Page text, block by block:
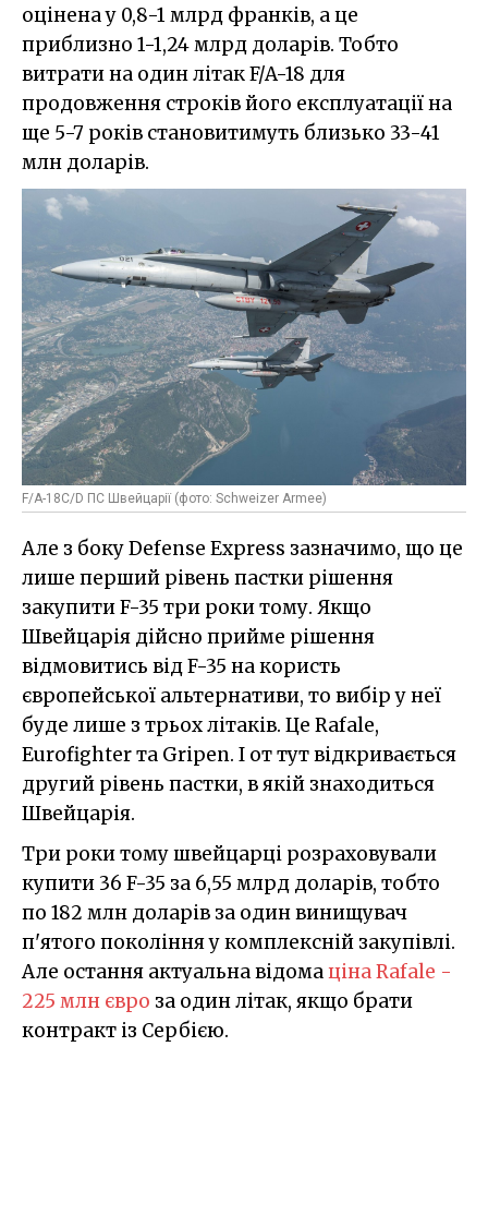
оцінена у 0,8-1 млрд франків, а це
приблизно 1-1,24 млрд доларів. Тобто
витрати на один літак F/A-18 для
продовження строків його експлуатації на
ще 5-7 років становитимуть близько 33-41
млн доларів.
F/A-18C/D ПС Швейцарії (фото: Schweizer Armee)
Але з боку Defense Express зазначимо, що це
лише перший рівень пастки рішення
закупити F-35 три роки тому. Якщо
Швейцарія дійсно прийме рішення
відмовитись від F-35 на користь
європейської альтернативи, то вибір у неї
буде лише з трьох літаків. Це Rafale,
Eurofighter та Gripen. І от тут відкривається
другий рівень пастки, в якій знаходиться
Швейцарія.
Три роки тому швейцарці розраховували
купити 36 F-35 за 6,55 млрд доларів, тобто
по 182 млн доларів за один винищувач
п'ятого покоління у комплексній закупівлі.
Але остання актуальна відомаціна Rafale -
225 млн євро за один літак, якщо брати
контракт із Сербією.